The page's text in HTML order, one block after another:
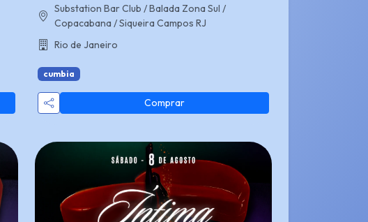
Substation Bar Club / Balada Zona Sul /
Copacabana / Siqueira Campos RJ
Rio de Janeiro
cumbia
Comprar